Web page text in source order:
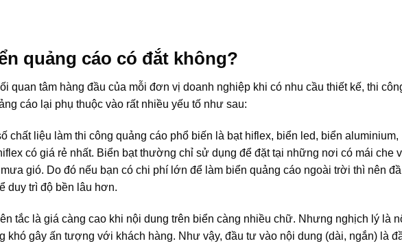
quảng cáo có đắt không?
quan tâm hàng đầu của mỗi đơn vị doanh nghiệp khi có nhu cầu thiết kế, thi
cáo lại phụ thuộc vào rất nhiều yếu tố như sau:
chất liệu làm thi công quảng cáo phổ biến là bạt hiflex, biển led, biển aluminium,
có giá rẻ nhất. Biển bạt thường chỉ sử dụng để đặt tại những nơi có mái che
gió. Do đó nếu bạn có chi phí lớn để làm biển quảng cáo ngoài trời thì nên
duy trì độ bền lâu hơn.
tắc là giá càng cao khi nội dung trên biển càng nhiều chữ. Nhưng nghịch lý là
khó gây ấn tượng với khách hàng. Như vậy, đầu tư vào nội dung (dài, ngắn) là